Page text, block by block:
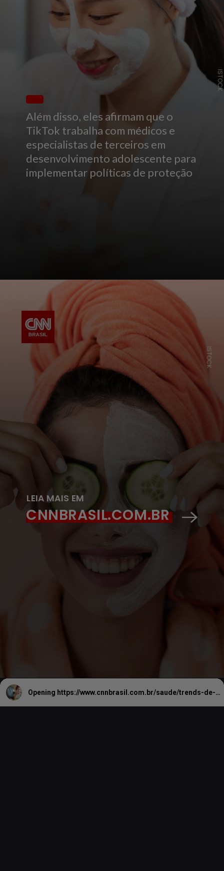
Além disso, eles afirmam que o
TikTok trabalha com médicos e
especialistas de terceiros em
desenvolvimento adolescente para
implementar políticas de proteção
ISTOCK
ISTOCK
LEIA MAIS EM
CNNBRASIL.COM.BR
Opening https://www.cnnbrasil.com.br/saude/trends-de-skincare-no-tiktok-podem-trazer-riscos-a-adolescentes-diz-estudo/